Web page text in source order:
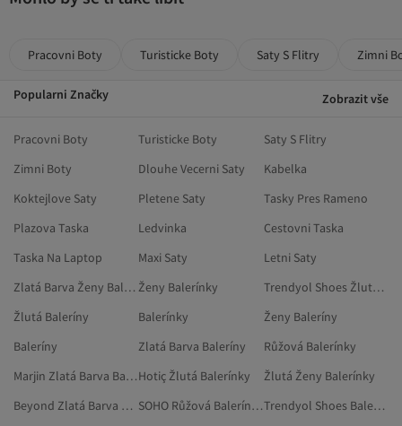
Pracovni Boty Turisticke Boty Saty S Flitry Zimni
Popularni Značky Zobrazit vše
Pracovni Boty Turisticke Boty
Saty S Flitry
Zimni Boty
Dlouhe Vecerni Saty
Kabelka
Koktejlove Saty
Pletene Saty
Tasky Pres Rameno
Plazova Taska
Ledvinka
Cestovni Taska
Taska Na Laptop
Maxi Saty
Letni Saty
Zlatá Barva Ženy Balerínky Ženy Balerínky
Trendyol Shoes Žlutá Balerínky
Žlutá Baleríny
Balerínky
Ženy Baleríny
Baleríny
Zlatá Barva Baleríny
Růžová Balerínky
Marjin Zlatá Barva BalerínkyHotiç Žlutá Balerínky
Žlutá Ženy Balerínky
Beyond Zlatá Barva Balerínky
SOHO Růžová Balerínky
Trendyol Shoes Balerínky